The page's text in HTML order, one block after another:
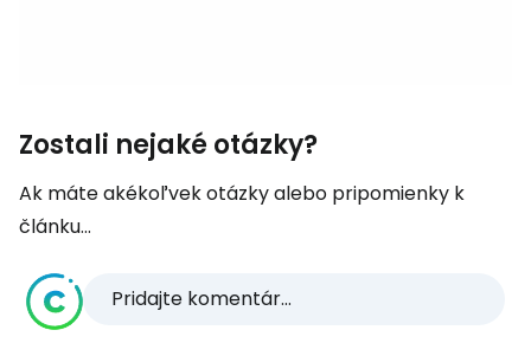
Zostali nejaké otázky?
Ak máte akékoľvek otázky alebo pripomienky k
článku...
Pridajte komentár...